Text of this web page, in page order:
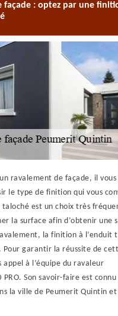
façade : optez par une
ravalement de façade, il vous
le type de finition qui vous
taloché est un choix très
la surface afin d’obtenir une
la finition à l’enduit
Pour garantir la réussite de
à l’équipe du ravaleur
PRO. Son savoir-faire est connu
la ville de Peumerit Quintin et